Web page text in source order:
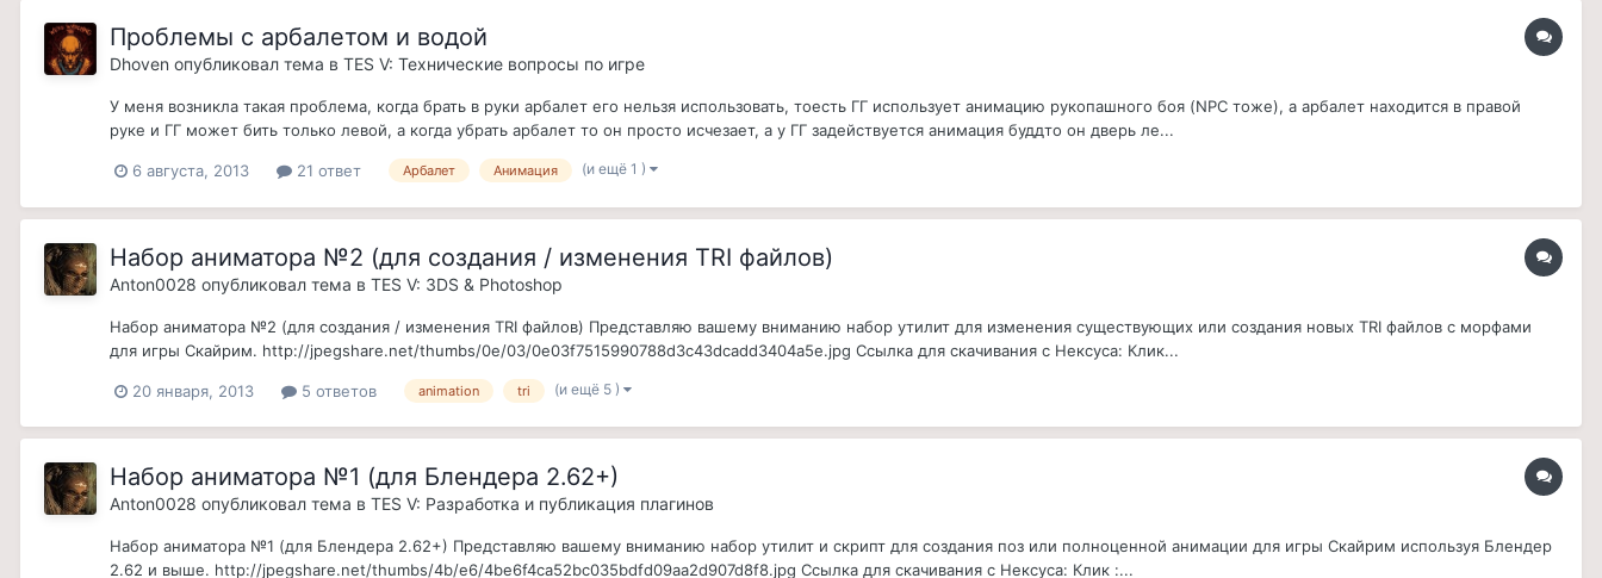
Проблемы с арбалетом и водой
Dhoven опубликовал тема в TES V: Технические вопросы по игре
У меня возникла такая проблема, когда брать в руки арбалет его нельзя использовать, тоесть ГГ использует анимацию рукопашного боя (NPC тоже), а арбалет находится в правой
руке и ГГ может бить только левой, а когда убрать арбалет то он просто исчезает, а у ГГ задействуется анимация буддто он дверь ле...
6 августа, 2013 21 ответ Арбалет Анимация (и ещё 1 )
Набор аниматора №2 (для создания / изменения TRI файлов)
Anton0028 опубликовал тема в TES V: 3DS & Photoshop
Набор аниматора №2 (для создания / изменения TRI файлов) Представляю вашему вниманию набор утилит для изменения существующих или создания новых TRI файлов с морфами
для игры Скайрим. http://jpegshare.net/thumbs/0e/03/0e03f7515990788d3c43dcadd3404a5e.jpg Ссылка для скачивания с Нексуса: Клик...
20 января, 2013 5 ответов animation tri (и ещё 5 )
Набор аниматора №1 (для Блендера 2.62+)
Anton0028 опубликовал тема в TES V: Разработка и публикация плагинов
Набор аниматора №1 (для Блендера 2.62+) Представляю вашему вниманию набор утилит и скрипт для создания поз или полноценной анимации для игры Скайрим используя Блендер
2.62 и выше. http://jpegshare.net/thumbs/4b/e6/4be6f4ca52bc035bdfd09aa2d907d8f8.jpg Ссылка для скачивания с Нексуса: Клик :...